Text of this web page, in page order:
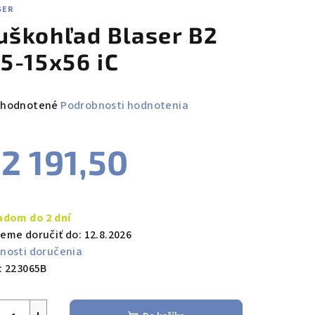
Blaser B2
15x56 iC
Podrobnosti hodnotenia
191,50
do 2 dní
doručiť do: 12.8.2026
doručenia
223065B